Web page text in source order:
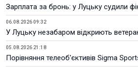
Зарплата за бронь: у Луцьку судили
06.08.2026 09:32
У Луцьку незабаром відкриють
05.08.2026 21:18
Порівняння телеоб'єктивів Sigma